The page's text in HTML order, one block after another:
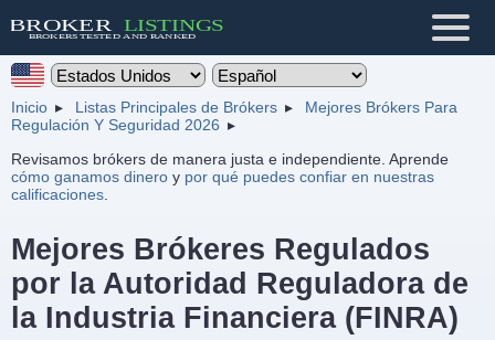
Inicio Listas Principales de Brókers
Mejores Brókers Para
Regulación Y Seguridad 2026
Revisamos brókers de manera justa e independiente. Aprende
cómo ganamos dinero y por qué puedes confiar en nuestras
calificaciones
Mejores Brókeres Regulados
por la Autoridad Reguladora de
la Industria Financiera (FINRA)